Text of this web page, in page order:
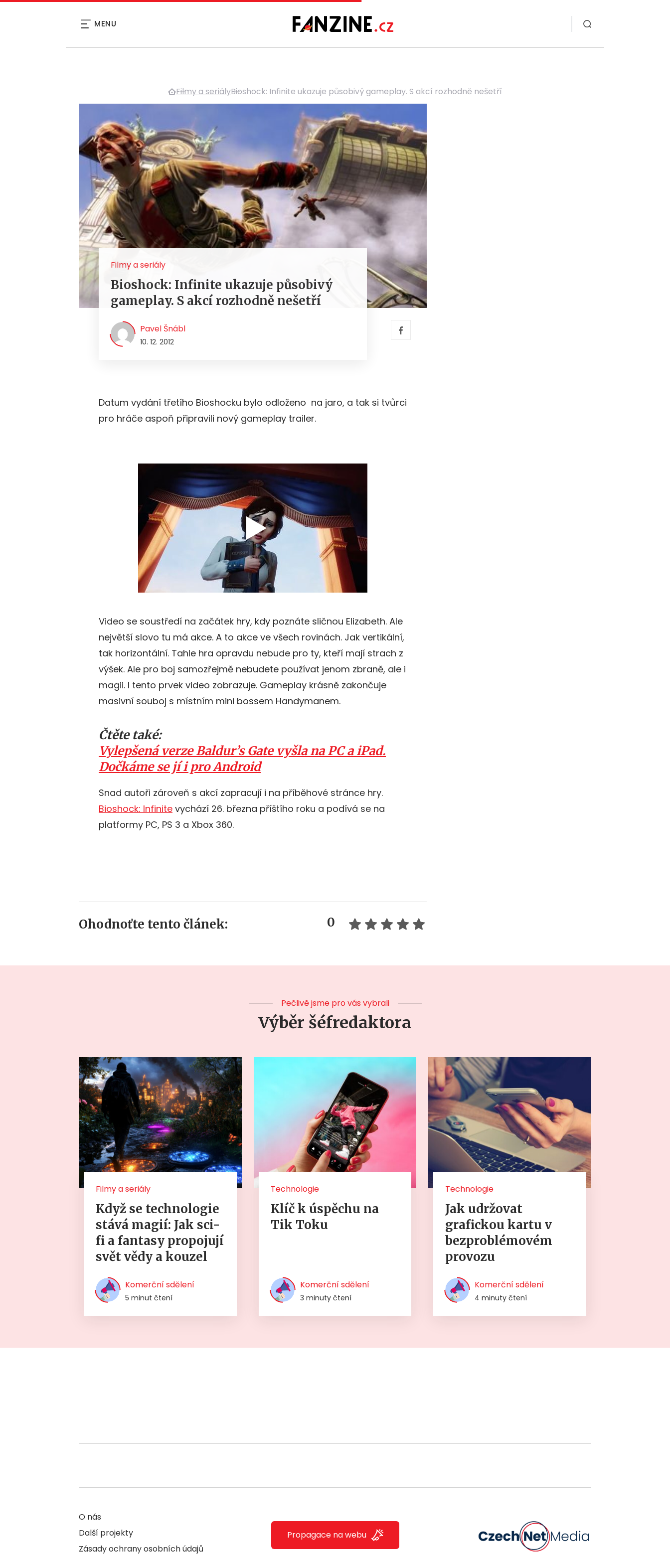
MENU
Filmy a seriályBioshock: Infinite ukazuje působivý gameplay. S akcí rozhodně nešetří
Filmy a seriály
Bioshock: Infinite ukazuje působivý
gameplay. S akcí rozhodně nešetří
Pavel Šnábl
10. 12. 2012
Datum vydání třetího Bioshocku bylo odloženo na jaro, a tak si tvůrci
pro hráče aspoň připravili nový gameplay trailer.
Video se soustředí na začátek hry, kdy poznáte sličnou Elizabeth. Ale
největší slovo tu má akce. A to akce ve všech rovinách. Jak vertikální,
tak horizontální. Tahle hra opravdu nebude pro ty, kteří mají strach z
výšek. Ale pro boj samozřejmě nebudete používat jenom zbraně, ale i
magii. I tento prvek video zobrazuje. Gameplay krásně zakončuje
masivní souboj s místním mini bossem Handymanem.
Čtěte také:
Vylepšená verze Baldur’s Gate vyšla na PC a iPad.
Dočkáme se jí i pro Android
Snad autoři zároveň s akcí zapracují i na příběhové stránce hry.
Bioshock: Infinite vychází 26. března příštího roku a podívá se na
platformy PC, PS 3 a Xbox 360.
Ohodnoťte tento článek: 0
Pečlivě jsme pro vás vybrali
Výběr šéfredaktora
Filmy a seriály
Když se technologie
stává magií: Jak sci-
fi a fantasy propojují
svět vědy a kouzel
Komerční sdělení
5 minut čtení
Technologie
Klíč k úspěchu na
Tik Toku
Komerční sdělení
3 minuty čtení
Technologie
Jak udržovat
grafickou kartu v
bezproblémovém
provozu
Komerční sdělení
4 minuty čtení
O nás
Další projekty
Zásady ochrany osobních údajů
Propagace na webu